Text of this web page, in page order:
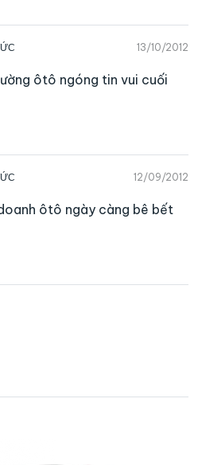
13/10/2012
ôtô ngóng tin vui cuối
12/09/2012
ôtô ngày càng bê bết